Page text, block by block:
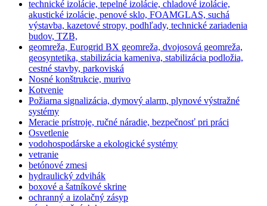
technické izolácie, tepelné izolácie, chladové izolácie,
akustické izolácie, penové sklo, FOAMGLAS, suchá
výstavba, kazetové stropy, podhľady, technické zariadenia
budov, TZB,
geomreža, Eurogrid BX geomreža, dvojosová geomreža,
geosyntetika, stabilizácia kameniva, stabilizácia podložia,
cestné stavby, parkoviská
Nosné konštrukcie, murivo
Kotvenie
Požiarna signalizácia, dymový alarm, plynové výstražné
systémy
Meracie prístroje, ručné náradie, bezpečnosť pri práci
Osvetlenie
vodohospodárske a ekologické systémy
vetranie
betónové zmesi
hydraulický zdvihák
boxové a šatníkové skrine
ochranný a izolačný zásyp